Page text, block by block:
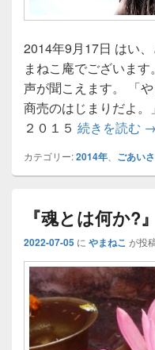
2014年9月17日 はい
まねこ庵でございま
声が聞こえます。 「
商売のはじまりだよ。
２０１５ 続きを読む →
カテゴリー:2014年 ごあい
『魂とは何か?』
2022-07-05 に やまねこ が投